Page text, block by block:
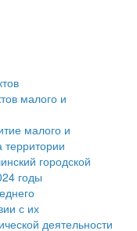
округа
учтенных
малого и
малого и
малого и
территории
городской
годы
с их
деятельности